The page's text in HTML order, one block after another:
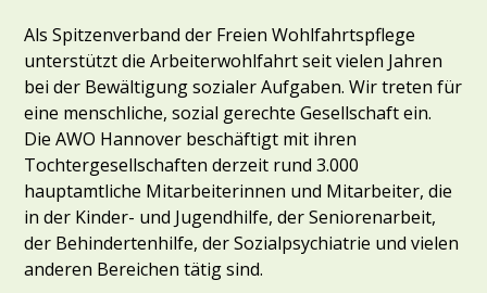
Kontakt
Als Spitzenverband der Freien Wohlfahrtspflege
unterstützt die Arbeiterwohlfahrt seit vielen Jahren
bei der Bewältigung sozialer Aufgaben. Wir treten für
eine menschliche, sozial gerechte Gesellschaft ein.
Die AWO Hannover beschäftigt mit ihren
Tochtergesellschaften derzeit rund 3.000
hauptamtliche Mitarbeiterinnen und Mitarbeiter, die
in der Kinder- und Jugendhilfe, der Seniorenarbeit,
der Behindertenhilfe, der Sozialpsychiatrie und vielen
anderen Bereichen tätig sind.